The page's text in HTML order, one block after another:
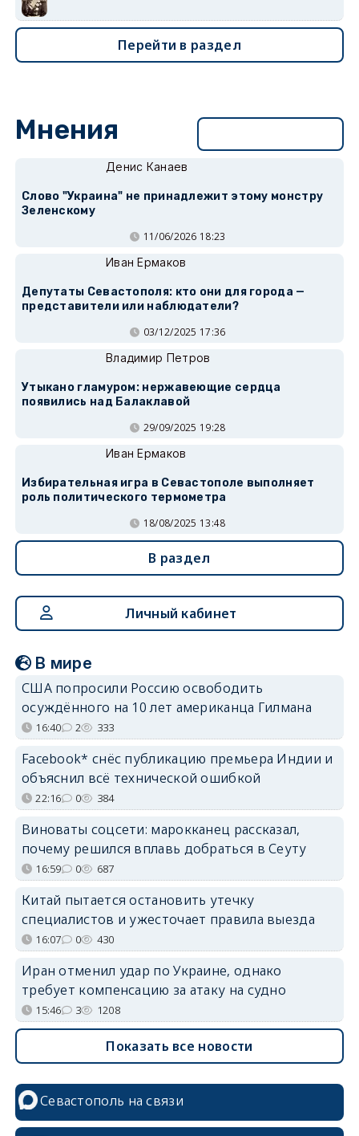
Перейти в раздел
Мнения
Денис Канаев
Слово "Украина" не принадлежит этому монстру
Зеленскому
11/06/2026 18:23
Иван Ермаков
Депутаты Севастополя: кто они для города —
представители или наблюдатели?
03/12/2025 17:36
Владимир Петров
Утыкано гламуром: нержавеющие сердца
появились над Балаклавой
29/09/2025 19:28
Иван Ермаков
Избирательная игра в Севастополе выполняет
роль политического термометра
18/08/2025 13:48
В раздел
Личный кабинет
В мире
США попросили Россию освободить
осуждённого на 10 лет американца Гилмана
16:40 2 333
Facebook* снёс публикацию премьера Индии и
объяснил всё технической ошибкой
22:16 0 384
Виноваты соцсети: марокканец рассказал,
почему решился вплавь добраться в Сеуту
16:59 0 687
Китай пытается остановить утечку
специалистов и ужесточает правила выезда
16:07 0 430
Иран отменил удар по Украине, однако
требует компенсацию за атаку на судно
15:46 3 1208
Показать все новости
Севастополь на связи